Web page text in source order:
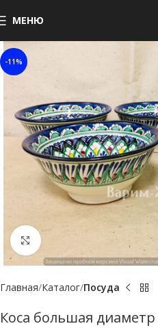
МЕНЮ
-11%
Увеличить
Главная Каталог Посуда
Коса большая